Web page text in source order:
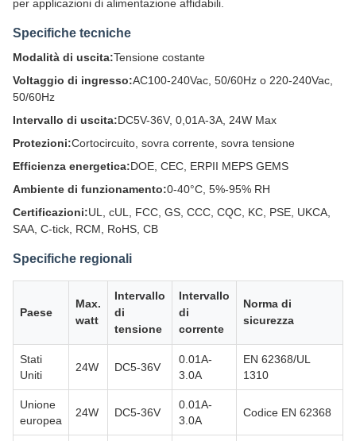
per applicazioni di alimentazione affidabili.
Specifiche tecniche
Modalità di uscita:Tensione costante
Voltaggio di ingresso:AC100-240Vac, 50/60Hz o 220-240Vac,
50/60Hz
Intervallo di uscita:DC5V-36V, 0,01A-3A, 24W Max
Protezioni:Cortocircuito, sovra corrente, sovra tensione
Efficienza energetica:DOE, CEC, ERPII MEPS GEMS
Ambiente di funzionamento:0-40°C, 5%-95% RH
Certificazioni:UL, cUL, FCC, GS, CCC, CQC, KC, PSE, UKCA,
SAA, C-tick, RCM, RoHS, CB
Specifiche regionali
Paese
Max.
watt
Intervallo
di
tensione
Intervallo
di
corrente
Norma di
sicurezza
Stati
Uniti
24W DC5-36V
0.01A-
3.0A
EN 62368/UL
1310
Unione
europea
24W DC5-36V
0.01A-
3.0A
Codice EN 62368